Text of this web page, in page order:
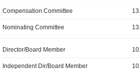
Compensation Committee
Nominating Committee
Director/Board Member
Independent Dir/Board Member